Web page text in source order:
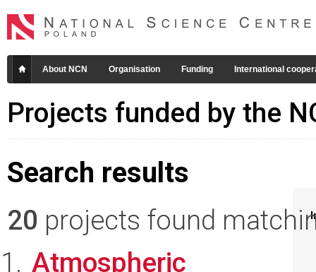
About NCN Organisation Funding International
Projects funded by the
Search results
20 projects found
Atmospheric